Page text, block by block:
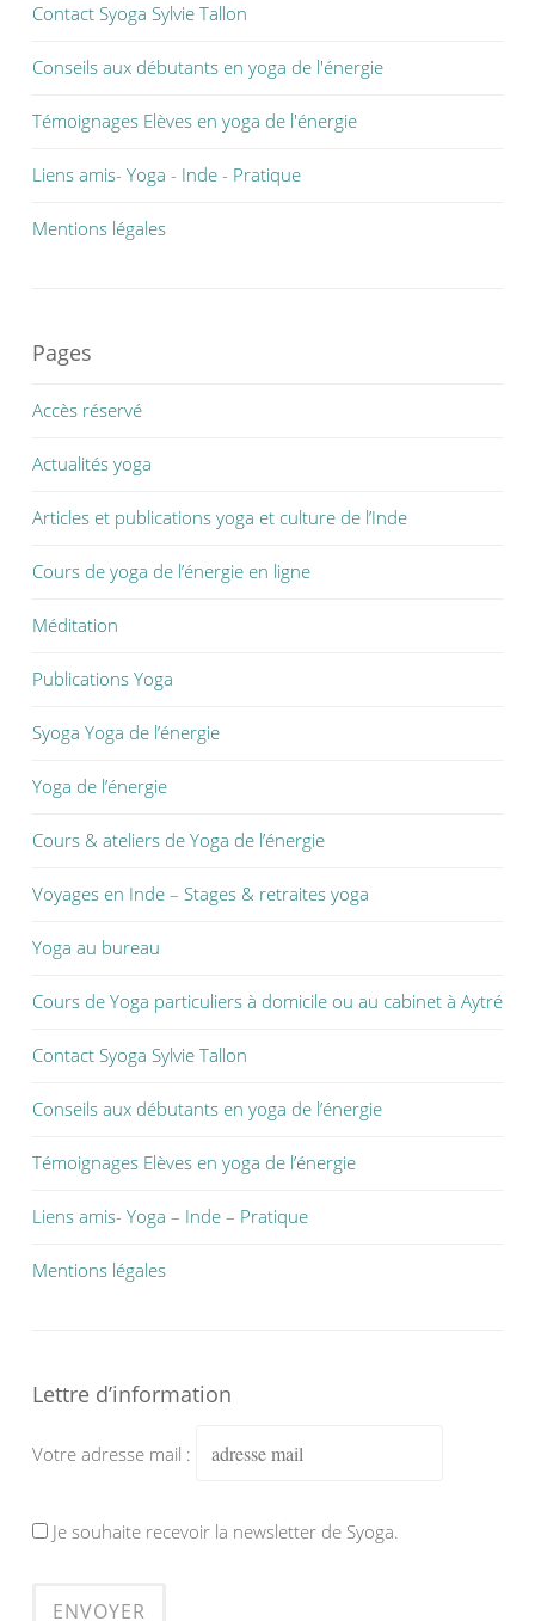
Contact Syoga Sylvie Tallon
Conseils aux débutants en yoga de l'énergie
Témoignages Elèves en yoga de l'énergie
Liens amis- Yoga - Inde - Pratique
Mentions légales
Pages
Accès réservé
Actualités yoga
Articles et publications yoga et culture de l’Inde
Cours de yoga de l’énergie en ligne
Méditation
Publications Yoga
Syoga Yoga de l’énergie
Yoga de l’énergie
Cours & ateliers de Yoga de l’énergie
Voyages en Inde – Stages & retraites yoga
Yoga au bureau
Cours de Yoga particuliers à domicile ou au cabinet à Aytré
Contact Syoga Sylvie Tallon
Conseils aux débutants en yoga de l’énergie
Témoignages Elèves en yoga de l’énergie
Liens amis- Yoga – Inde – Pratique
Mentions légales
Lettre d’information
Votre adresse mail :
Je souhaite recevoir la newsletter de Syoga.